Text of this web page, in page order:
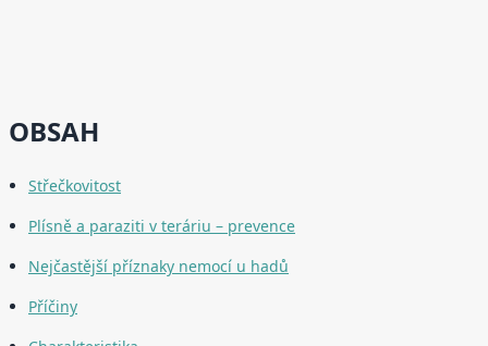
OBSAH
Střečkovitost
Plísně a paraziti v teráriu – prevence
Nejčastější příznaky nemocí u hadů
Příčiny